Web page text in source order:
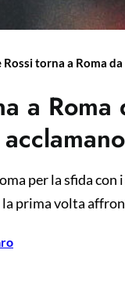
Rossi torna a Roma
a
per la sfida
prima volta